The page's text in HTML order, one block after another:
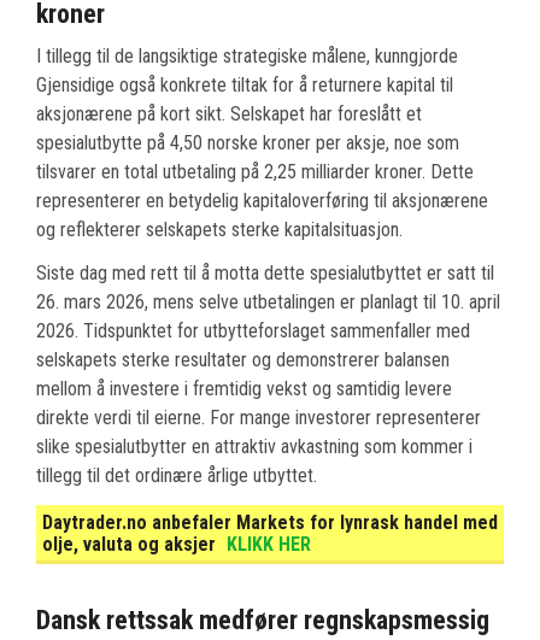
kroner
I tillegg til de langsiktige strategiske målene, kunngjorde
Gjensidige også konkrete tiltak for å returnere kapital til
aksjonærene på kort sikt. Selskapet har foreslått et
spesialutbytte på 4,50 norske kroner per aksje, noe som
tilsvarer en total utbetaling på 2,25 milliarder kroner. Dette
representerer en betydelig kapitaloverføring til aksjonærene
og reflekterer selskapets sterke kapitalsituasjon.
Siste dag med rett til å motta dette spesialutbyttet er satt til
26. mars 2026, mens selve utbetalingen er planlagt til 10. april
2026. Tidspunktet for utbytteforslaget sammenfaller med
selskapets sterke resultater og demonstrerer balansen
mellom å investere i fremtidig vekst og samtidig levere
direkte verdi til eierne. For mange investorer representerer
slike spesialutbytter en attraktiv avkastning som kommer i
tillegg til det ordinære årlige utbyttet.
Daytrader.no anbefaler Markets for lynrask handel med
olje, valuta og aksjer
KLIKK HER
Dansk rettssak medfører regnskapsmessig